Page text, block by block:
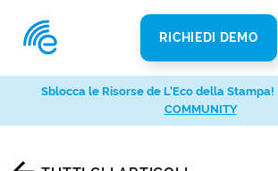
RICHIEDI DEMO
Sblocca le Risorse de L’Eco della Stampa!
COMMUNITY